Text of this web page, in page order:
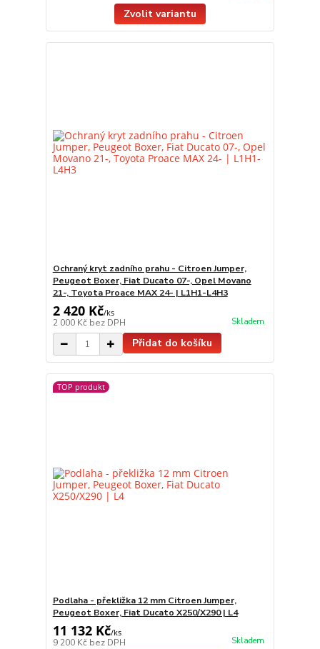
Zvolit variantu
Ochraný kryt zadního prahu - Citroen Jumper,
Peugeot Boxer, Fiat Ducato 07-, Opel Movano
21-, Toyota Proace MAX 24- | L1H1-L4H3
2 420 Kč/ks
2 000 Kč bez DPH Skladem
Přidat do košíku
TOP produkt
Podlaha - překližka 12 mm Citroen Jumper,
Peugeot Boxer, Fiat Ducato X250/X290 | L4
11 132 Kč/ks
9 200 Kč bez DPH Skladem